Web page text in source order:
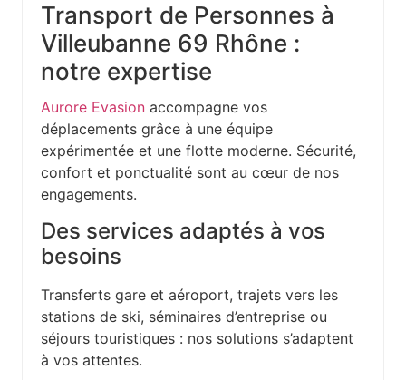
Transport de Personnes à
Villeubanne 69 Rhône :
notre expertise
Aurore Evasion accompagne vos
déplacements grâce à une équipe
expérimentée et une flotte moderne. Sécurité,
confort et ponctualité sont au cœur de nos
engagements.
Des services adaptés à vos
besoins
Transferts gare et aéroport, trajets vers les
stations de ski, séminaires d’entreprise ou
séjours touristiques : nos solutions s’adaptent
à vos attentes.